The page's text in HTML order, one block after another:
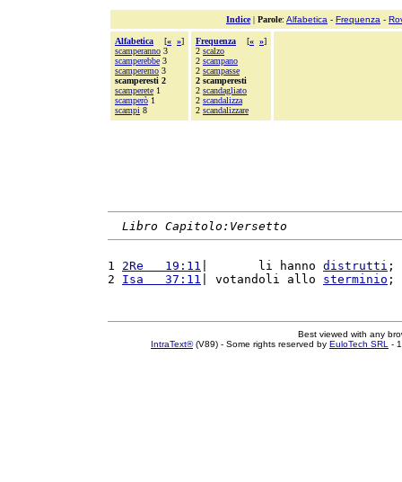
Indice| Parole: Alfabetica - Frequenza -
Alfabetica [« »]
scamperanno 3
scamperebbe 3
scamperemo 3
scamperesti 2
scamperete 1
scamperò 1
scampi 8
Frequenza [« »]
2 scalzo
2 scampano
2 scampasse
2 scamperesti
2 scandagliato
2 scandalizza
2 scandalizzare
Libro Capitolo:Versetto
1 2Re   19:11 |       li hanno distrutti ;
2 Isa   37:11 | votandoli allo sterminio ;
Best viewed with any
IntraText®(V89) - Some rights reserved by EuloTech SRL -